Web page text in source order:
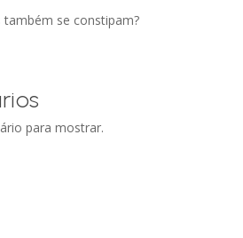
também se constipam?
para mostrar.